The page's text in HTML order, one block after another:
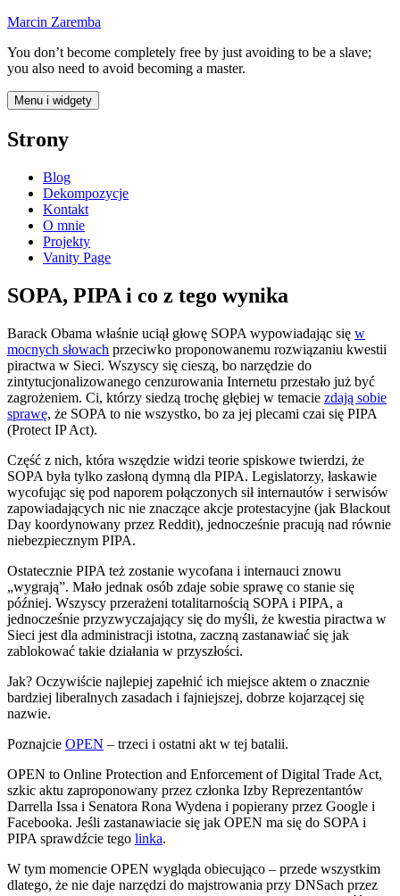
Przejdź
treści
Marcin Zaremba
You don’t become completely free by just avoiding to be a slave;
you also need to avoid becoming a master.
Menu i widgety
Strony
Blog
Dekompozycje
Kontakt
O mnie
Projekty
Vanity Page
SOPA, PIPA i co z tego wynika
Barack Obama właśnie uciął głowę SOPA wypowiadając się w
mocnych słowach przeciwko proponowanemu rozwiązaniu kwestii
piractwa w Sieci. Wszyscy się cieszą, bo narzędzie do
zintytucjonalizowanego cenzurowania Internetu przestało już być
zagrożeniem. Ci, którzy siedzą trochę głębiej w temacie zdają sobie
sprawę, że SOPA to nie wszystko, bo za jej plecami czai się PIPA
(Protect IP Act).
Część z nich, która wszędzie widzi teorie spiskowe twierdzi, że
SOPA była tylko zasłoną dymną dla PIPA. Legislatorzy, łaskawie
wycofując się pod naporem połączonych sił internautów i serwisów
zapowiadających nic nie znaczące akcje protestacyjne (jak Blackout
Day koordynowany przez Reddit), jednocześnie pracują nad równie
niebezpiecznym PIPA.
Ostatecznie PIPA też zostanie wycofana i internauci znowu
„wygrają”. Mało jednak osób zdaje sobie sprawę co stanie się
później. Wszyscy przerażeni totalitarnością SOPA i PIPA, a
jednocześnie przyzwyczajający się do myśli, że kwestia piractwa w
Sieci jest dla administracji istotna, zaczną zastanawiać się jak
zablokować takie działania w przyszłości.
Jak? Oczywiście najlepiej zapełnić ich miejsce aktem o znacznie
bardziej liberalnych zasadach i fajniejszej, dobrze kojarzącej się
nazwie.
Poznajcie OPEN – trzeci i ostatni akt w tej batalii.
OPEN to Online Protection and Enforcement of Digital Trade Act,
szkic aktu zaproponowany przez członka Izby Reprezentantów
Darrella Issa i Senatora Rona Wydena i popierany przez Google i
Facebooka. Jeśli zastanawiacie się jak OPEN ma się do SOPA i
PIPA sprawdźcie tego linka.
W tym momencie OPEN wygląda obiecująco – przede wszystkim
dlatego, że nie daje narzędzi do majstrowania przy DNSach przez